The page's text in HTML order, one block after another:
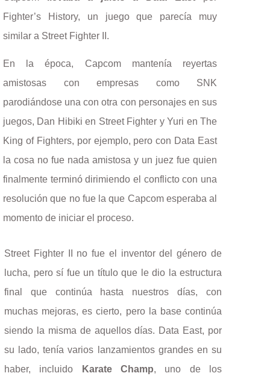
Fighter’s History, un juego que parecía muy
similar a Street Fighter II.
En la época, Capcom mantenía reyertas
amistosas con empresas como SNK
parodiándose una con otra con personajes en sus
juegos, Dan Hibiki en Street Fighter y Yuri en The
King of Fighters, por ejemplo, pero con Data East
la cosa no fue nada amistosa y un juez fue quien
finalmente terminó dirimiendo el conflicto con una
resolución que no fue la que Capcom esperaba al
momento de iniciar el proceso.
Street Fighter II no fue el inventor del género de
lucha, pero sí fue un título que le dio la estructura
final que continúa hasta nuestros días, con
muchas mejoras, es cierto, pero la base continúa
siendo la misma de aquellos días. Data East, por
su lado, tenía varios lanzamientos grandes en su
haber, incluido
Karate Champ, uno de los